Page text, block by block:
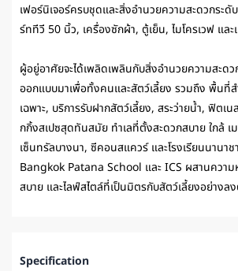
เฟอร์นิเจอร์ครบชุดและสิ่งอำนวยความสะดวกระดั
ร์ททีวี 50 นิ้ว, เครื่องซักผ้า, ตู้เย็น, ไมโครเวฟ และ
ผู้อยู่อาศัยจะได้เพลิดเพลินกับสิ่งอำนวยความสะด
ออกแบบมาเพื่อทั้งคนและสัตว์เลี้ยง รวมถึง พื้นที่ส
เฉพาะ, บริการรับฝากสัตว์เลี้ยง, สระว่ายน้ำ, ฟิตเน
กกิ้งสเปซสุดทันสมัย ทำเลที่ตั้งสะดวกสบาย ใกล้ เ
เซ็นทรัลบางนา, ซีคอนสแควร์ และโรงเรียนนานา
Bangkok Patana School และ ICS ผสานความ
สบาย และไลฟ์สไตล์ที่เป็นมิตรกับสัตว์เลี้ยงอย่างล
Specification